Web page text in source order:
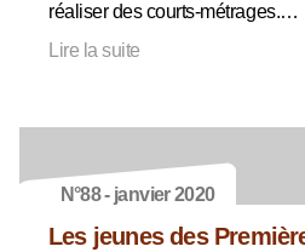
réaliser des courts-métrages.…
Lire la suite
N°88 - janvier 2020
Les jeunes des